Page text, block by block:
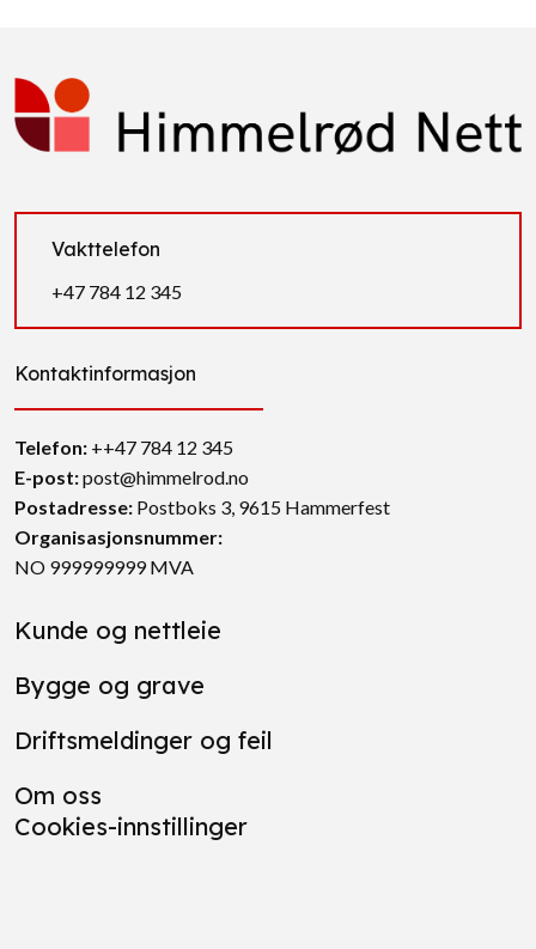
Vakttelefon
+47 784 12 345
Kontaktinformasjon
Telefon: ++47 784 12 345
E-post:post@himmelrod.no
Postadresse: Postboks 3, 9615 Hammerfest
Organisasjonsnummer:
NO 999999999 MVA
Kunde og nettleie
Bygge og grave
Driftsmeldinger og feil
Om oss
Cookies-innstillinger